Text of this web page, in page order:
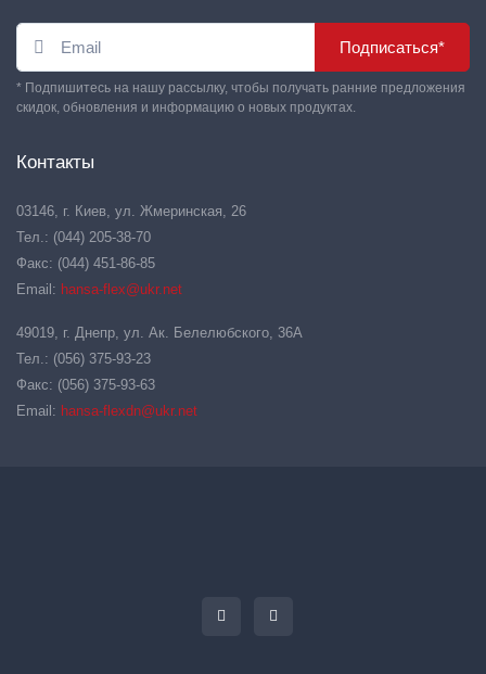
Подписаться*
* Подпишитесь на нашу рассылку, чтобы получать ранние предложения
скидок, обновления и информацию о новых продуктах.
Контакты
03146, г. Киев, ул. Жмеринская, 26
Тел.: (044) 205-38-70
Факс: (044) 451-86-85
Email: hansa-flex@ukr.net
49019, г. Днепр, ул. Ак. Белелюбского, 36А
Тел.: (056) 375-93-23
Факс: (056) 375-93-63
Email: hansa-flexdn@ukr.net